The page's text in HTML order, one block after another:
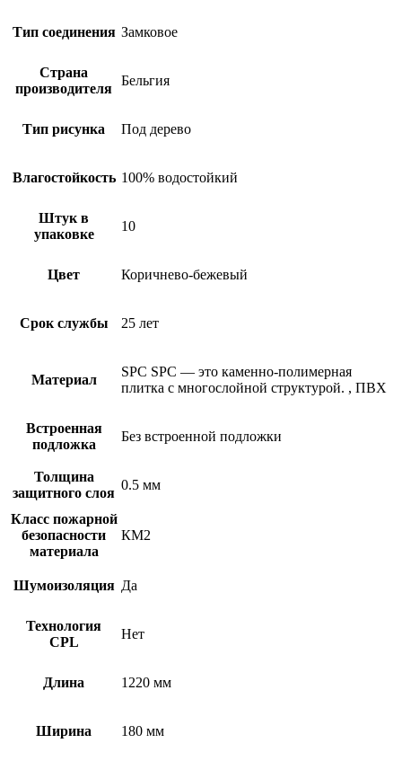
Тип соединения Замковое
Страна
производителя
Бельгия
Тип рисунка Под дерево
Влагостойкость 100% водостойкий
Штук в
упаковке
10
Цвет Коричнево-бежевый
Срок службы 25 лет
Материал
SPC SPC — это каменно-полимерная
плитка с многослойной структурой. , ПВХ
Встроенная
подложка
Без встроенной подложки
Толщина
защитного слоя
0.5 мм
Класс пожарной
безопасности
материала
КМ2
Шумоизоляция Да
Технология
CPL
Нет
Длина 1220 мм
Ширина 180 мм